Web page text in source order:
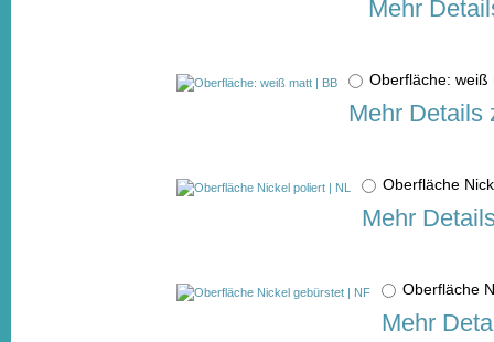
Mehr
Oberfläche:
Mehr Details
Oberfläche
Mehr
Oberfläche
Mehr